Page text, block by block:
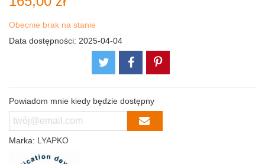
Obecnie brak na stanie
Data dostępności: 2025-04-04
Powiadom mnie kiedy będzie dostępny
Marka: LYAPKO